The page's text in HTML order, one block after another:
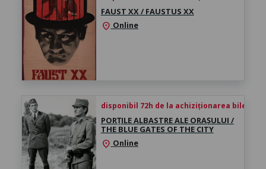
FAUST XX / FAUSTUS XX
location_on Online
disponibil 72h de la achiziționarea biletului
PORȚILE ALBASTRE ALE ORAȘULUI /
THE BLUE GATES OF THE CITY
location_on Online